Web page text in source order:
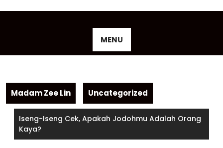
MENU
Madam Zee Lin Uncategorized
Iseng-Iseng Cek, Apakah Jodohmu Adalah Orang
Kaya?